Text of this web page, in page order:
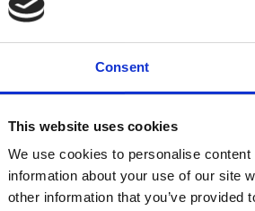
Consent
This website uses cookies
We use cookies to personalise
information about your use of our site
other information that you’ve
generi e stili, dalla lirica alla
musicali ricchi di emozione,